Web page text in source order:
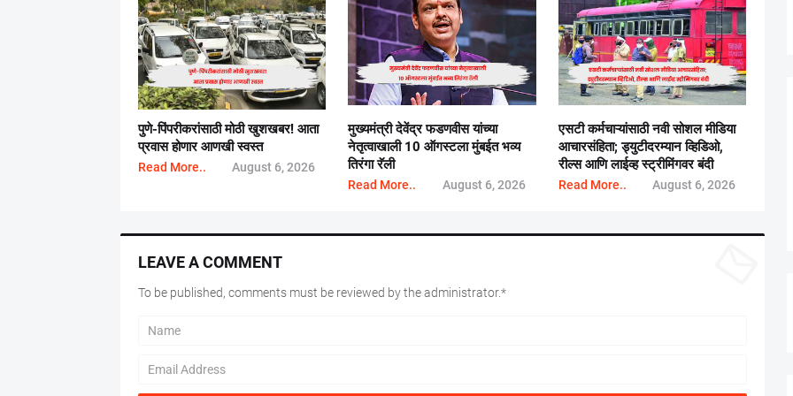
पुणे-पिंपरीकरांसाठी मोठी खुशखबर! आता
प्रवास होणार आणखी स्वस्त
Read More.. August 6, 2026
मुख्यमंत्री देवेंद्र फडणवीस यांच्या
नेतृत्वाखाली 10 ऑगस्टला मुंबईत भव्य
तिरंगा रॅली
Read More.. August 6, 2026
एसटी कर्मचाऱ्यांसाठी नवी सोशल मीडिया
आचारसंहिता; ड्युटीदरम्यान व्हिडिओ,
रील्स आणि लाईव्ह स्ट्रीमिंगवर बंदी
Read More.. August 6, 2026
LEAVE A COMMENT
To be published, comments must be reviewed by the administrator.*